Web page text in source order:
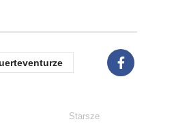
Starsze